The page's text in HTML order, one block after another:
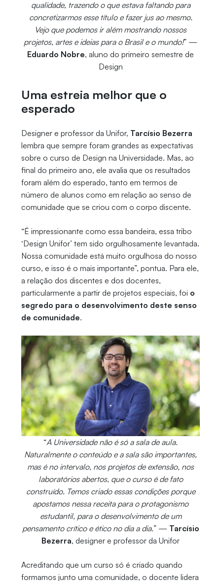
qualidade, trazendo o que estava faltando para
concretizarmos esse título e fazer jus ao mesmo.
Vejo que podemos ir além mostrando nossos
projetos, artes e ideias para o Brasil e o mundo!” —
Eduardo Nobre, aluno do primeiro semestre de
Design
Uma estreia melhor que o
esperado
Designer e professor da Unifor, Tarcísio Bezerra
lembra que sempre foram grandes as expectativas
sobre o curso de Design na Universidade. Mas, ao
final do primeiro ano, ele avalia que os resultados
foram além do esperado, tanto em termos de
número de alunos como em relação ao senso de
comunidade que se criou com o corpo discente.
“É impressionante como essa bandeira, essa tribo
‘Design Unifor’ tem sido orgulhosamente levantada.
Nossa comunidade está muito orgulhosa do nosso
curso, e isso é o mais importante”, pontua. Para ele,
a relação dos discentes e dos docentes,
particularmente a partir de projetos especiais, foi o
segredo para o desenvolvimento deste senso
de comunidade.
“A Universidade não é só a sala de aula.
Naturalmente o conteúdo e a sala são importantes,
mas é no intervalo, nos projetos de extensão, nos
laboratórios abertos, que o curso é de fato
construído. Temos criado essas condições porque
apostamos nessa receita para o protagonismo
estudantil, para o desenvolvimento de um
pensamento crítico e ético no dia a dia.” — Tarcísio
Bezerra, designer e professor da Unifor
Acreditando que um curso só é criado quando
formamos junto uma comunidade, o docente lidera